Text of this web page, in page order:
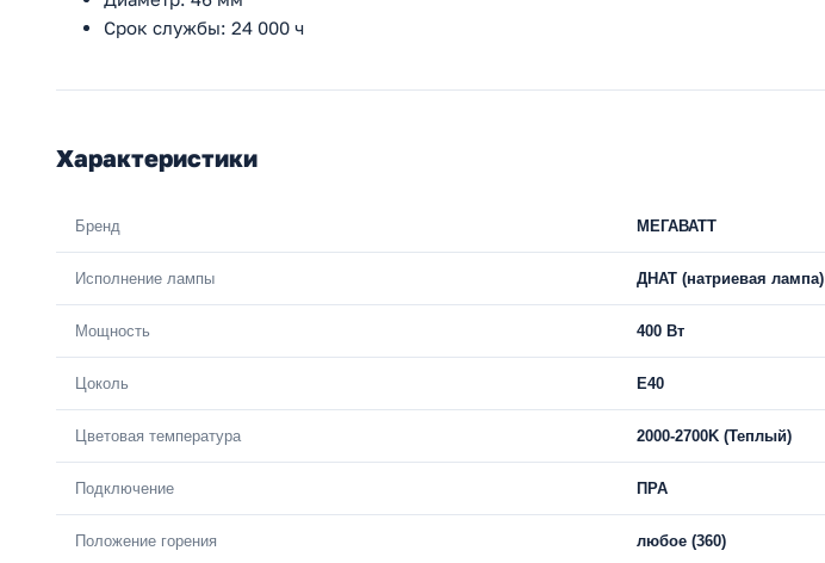
Срок службы: 24 000 ч
Характеристики
Бренд МЕГАВАТТ
Исполнение лампы ДНАТ (натриевая лампа)
Мощность 400 Вт
Цоколь E40
Цветовая температура 2000-2700K (Теплый)
Подключение ПРА
Положение горения любое (360)